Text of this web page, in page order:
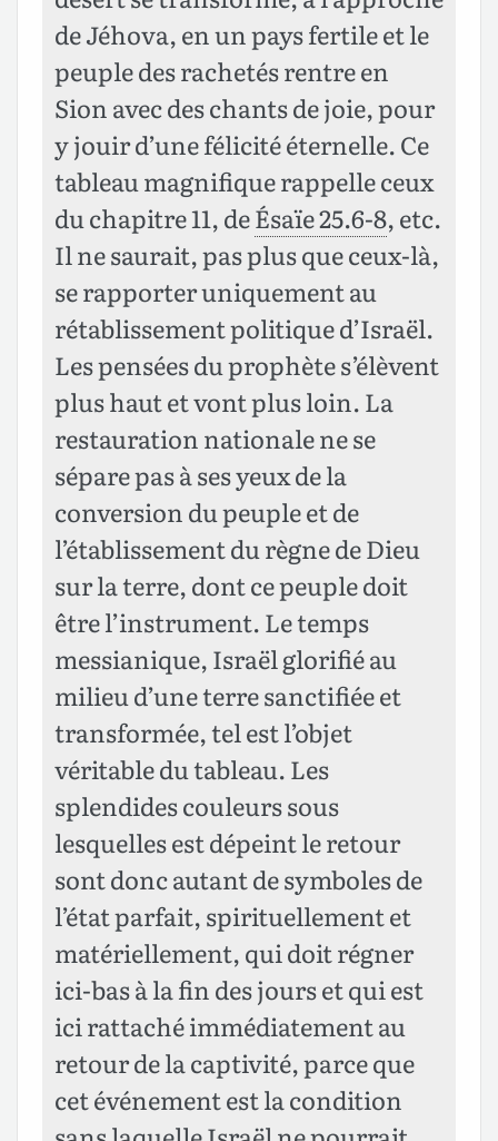
de Jéhova, en un pays fertile et le
peuple des rachetés rentre en
Sion avec des chants de joie, pour
y jouir d’une félicité éternelle. Ce
tableau magnifique rappelle ceux
du chapitre 11, deÉsaïe 25.6-8, etc.
Il ne saurait, pas plus que ceux-là,
se rapporter uniquement au
rétablissement politique d’Israël.
Les pensées du prophète s’élèvent
plus haut et vont plus loin. La
restauration nationale ne se
sépare pas à ses yeux de la
conversion du peuple et de
l’établissement du règne de Dieu
sur la terre, dont ce peuple doit
être l’instrument. Le temps
messianique, Israël glorifié au
milieu d’une terre sanctifiée et
transformée, tel est l’objet
véritable du tableau. Les
splendides couleurs sous
lesquelles est dépeint le retour
sont donc autant de symboles de
l’état parfait, spirituellement et
matériellement, qui doit régner
ici-bas à la fin des jours et qui est
ici rattaché immédiatement au
retour de la captivité, parce que
cet événement est la condition